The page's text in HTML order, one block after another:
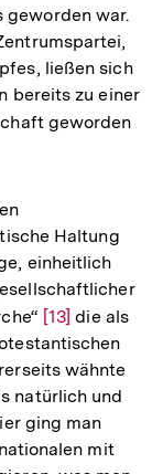
geworden war.
ließen sich
bereits zu einer
geworden
Haltung
einheitlich
Zur
Auflösung
der
Fußnote
[13] die als
wähnte
natürlich und
ging man
mit